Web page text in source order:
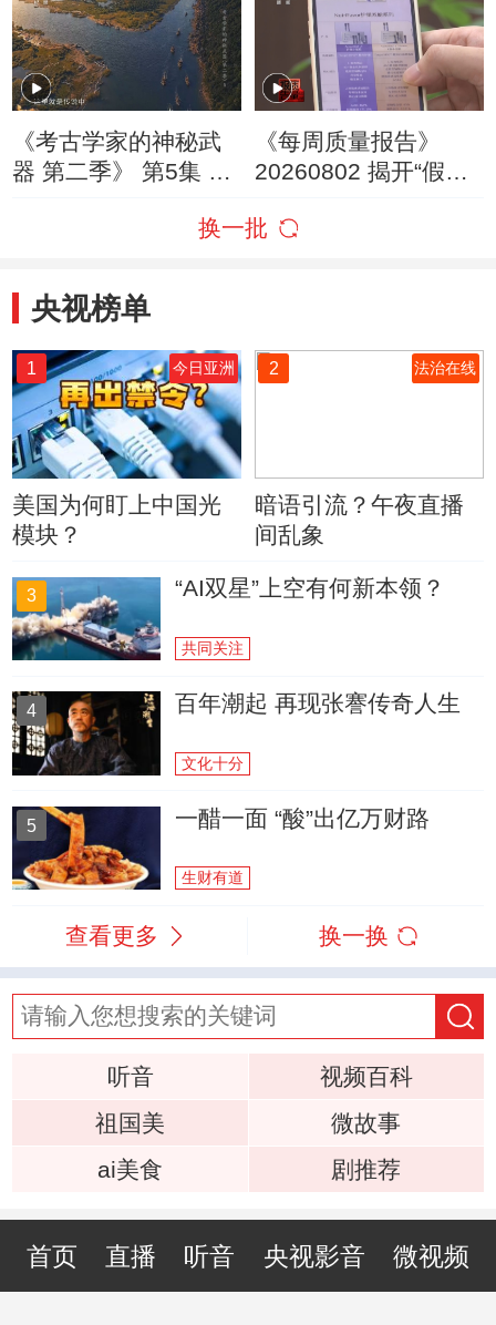
朗称摧毁美军F-35战
《考古学家的神秘武
器 第二季》 第5集 沉
《每周质量报告》
20260802 揭开“假洋
换一批
央视榜单
1 今日亚洲
美国为何盯上中国光
模块？
2 法治在线
暗语引流？午夜直播
间乱象
3 “AI双星”上空有何新本领？
共同关注
4 百年潮起 再现张謇传奇人生
文化十分
5 一醋一面 “酸”出亿万财路
生财有道
查看更多 换一换
听音
视频百科
祖国美
微故事
ai美食
剧推荐
首页 直播 听音 央视影音 微视频